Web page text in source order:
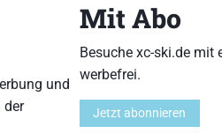
xc-ski.de
Du willst
bleiben?
Newsletter
damit
und
der
Mit Abo
Besuche xc-ski.de mit
werbefrei.
Jetzt abonnieren